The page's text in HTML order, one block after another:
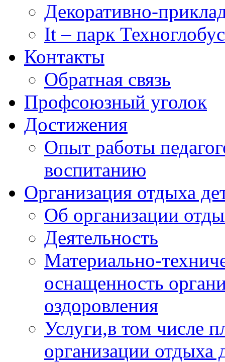
Декоративно-
It – парк Техноглобус
Контакты
Обратная связь
Профсоюзный уголок
Достижения
Опыт работы
воспитанию
Организация отдыха
Об организации
Деятельность
Материально-
оснащенность
оздоровления
Услуги,в том числе
организации отдыха